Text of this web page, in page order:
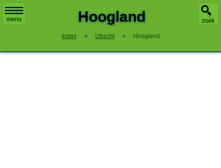
menu zoek
Hoogland
Index » Utrecht » Hoogland